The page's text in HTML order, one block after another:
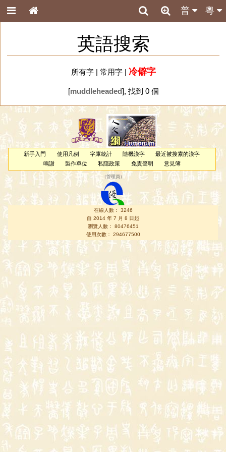
粵
普
英語搜索
所有字| 常用字| 冷僻字
[muddleheaded], 找到 0 個
新手入門 使用凡例 字庫統計 隨機漢字
最近被搜索的漢字
鳴謝
製作單位 私隱政策 免責聲明 意見簿
（管理員 ）
在線人數： 3246
自 2014 年 7 月 8 日起
瀏覽人數： 80476451
使用次數： 294677500